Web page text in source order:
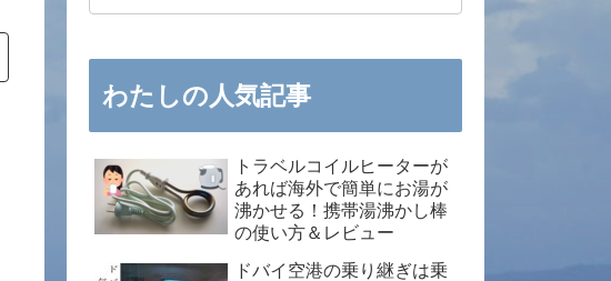
わたしの人気記事
トラベルコイルヒーターが
あれば海外で簡単にお湯が
沸かせる！携帯湯沸かし棒
の使い方＆レビュー
ドバイ空港の乗り継ぎは乗